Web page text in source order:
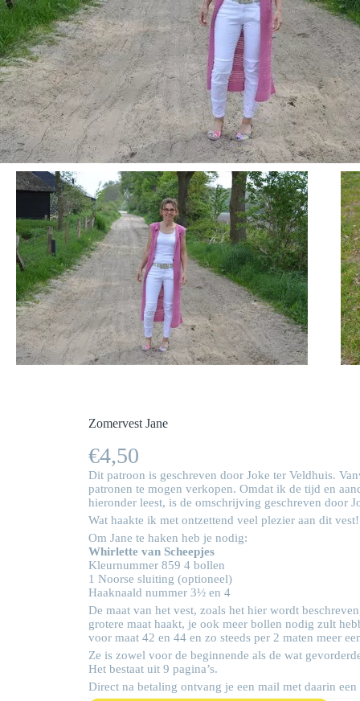
Zomervest Jane
€4,50
Dit patroon is geschreven door Joke ter Veldhuis.
patronen te mogen verkopen. Omdat ik de tijd en
hieronder leest, is de omschrijving geschreven door
Wat haakte ik met ontzettend veel plezier aan dit
Om Jane te haken heb je nodig:
Whirlette van Scheepjes
Kleurnummer 859 4 bollen
1 Noorse sluiting (optioneel)
Haaknaald nummer 3½ en 4
De maat van het vest, zoals het hier wordt
grotere maat haakt, je ook meer bollen nodig zult
voor maat 42 en 44 en zo steeds per 2 maten meer
Ze is zowel voor de beginnende als de wat
Het bestaat uit 9 pagina’s.
Direct na betaling ontvang je een mail met daarin